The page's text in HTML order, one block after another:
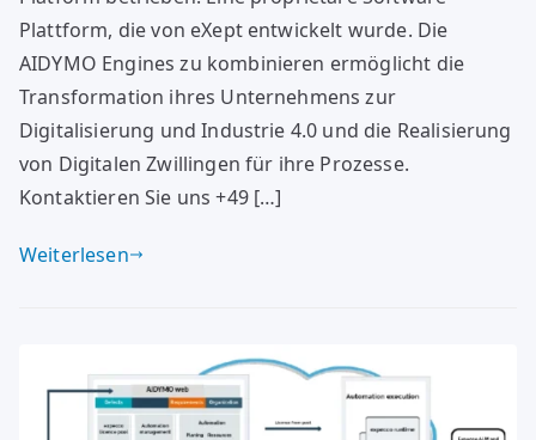
Plattform, die von eXept entwickelt wurde. Die
AIDYMO Engines zu kombinieren ermöglicht die
Transformation ihres Unternehmens zur
Digitalisierung und Industrie 4.0 und die Realisierung
von Digitalen Zwillingen für ihre Prozesse.
Kontaktieren Sie uns +49 […]
Weiterlesen